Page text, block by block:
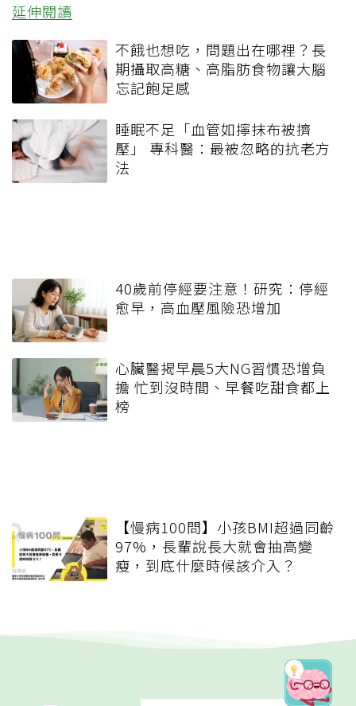
延伸閱讀
不餓也想吃，問題出在哪裡？長
期攝取高糖、高脂肪食物讓大腦
忘記飽足感
睡眠不足「血管如擰抹布被擠
壓」 專科醫：最被忽略的抗老方
法
40歲前停經要注意！研究：停經
愈早，高血壓風險恐增加
心臟醫揭早晨5大NG習慣恐增負
擔 忙到沒時間、早餐吃甜食都上
榜
【慢病100問】小孩BMI超過同齡
97%，長輩說長大就會抽高變
瘦，到底什麼時候該介入？